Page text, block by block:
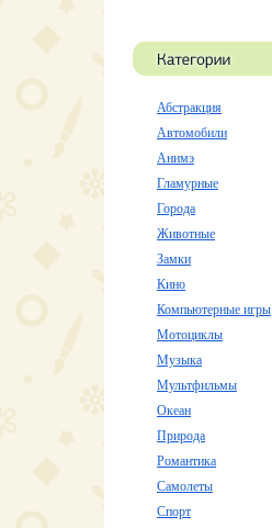
Абстракция
Автомобили
Анимэ
Гламурные
Города
Животные
Замки
Кино
Компьютерные игры
Мотоциклы
Музыка
Мультфильмы
Океан
Природа
Романтика
Самолеты
Спорт